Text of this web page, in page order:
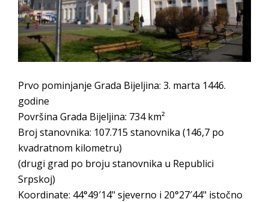
BORAČKI DODATAK ZA DEMOBILISANE
BORCE VOJSKE REPUBLIKE SRPSKE U STANjU
SOCIJALNE POTREBE
pomoć za nabavku školskog pribora
Obrasci zahtjeva za regresirano gorivo
dostupni od 13. marta do 15. novembra
Zahtjev za izdavanje PONOSNE KARTICE
avgusta
Prvo pominjanje Grada Bijeljina: 3. marta 1446.
godine
Površina Grada Bijeljina: 734 km²
Broj stanovnika: 107.715 stanovnika (146,7 po
kvadratnom kilometru)
(drugi grad po broju stanovnika u Republici
Srpskoj)
Koordinate: 44°49′14" sjeverno i 20°27′44" istočno